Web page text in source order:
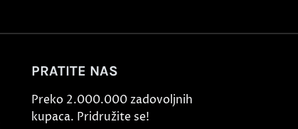
PRATITE NAS
Preko 2.000.000 zadovoljnih
kupaca. Pridružite se!